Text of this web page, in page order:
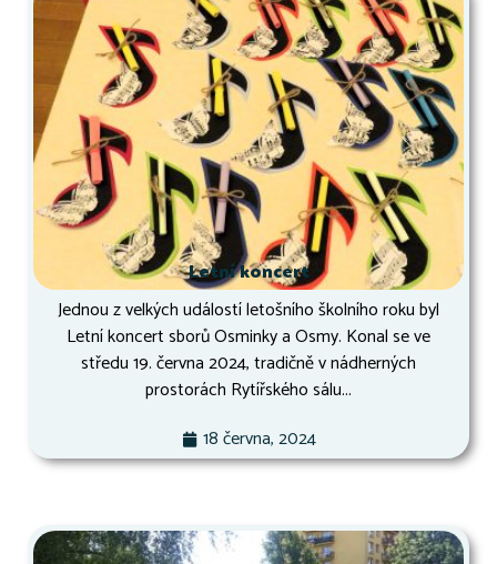
Letní koncert
Jednou z velkých událostí letošního školního roku byl
Letní koncert sborů Osminky a Osmy. Konal se ve
středu 19. června 2024, tradičně v nádherných
prostorách Rytířského sálu...
18 června, 2024